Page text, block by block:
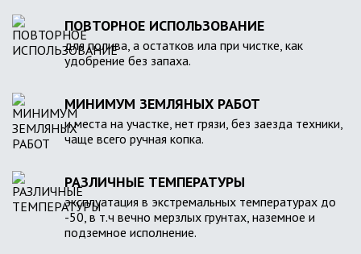
ПОВТОРНОЕ ИСПОЛЬЗОВАНИЕ
для полива, а остатков ила при чистке, как
удобрение без запаха.
МИНИМУМ ЗЕМЛЯНЫХ РАБОТ
и места на участке, нет грязи, без заезда техники,
чаще всего ручная копка.
РАЗЛИЧНЫЕ ТЕМПЕРАТУРЫ
эксплуатация в экстремальных температурах до
-50, в т.ч вечно мерзлых грунтах, наземное и
подземное исполнение.